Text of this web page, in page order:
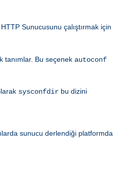
Sunucusunu çalıştırmak için
tanımlar. Bu seçenek autoconf
sysconfdir bu dizini
sunucu derlendiği platformda